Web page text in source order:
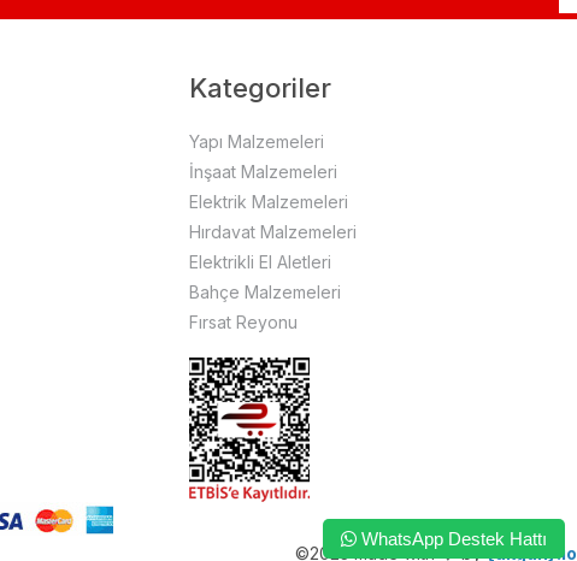
Kategoriler
Yapı Malzemeleri
İnşaat Malzemeleri
Elektrik Malzemeleri
Hırdavat Malzemeleri
Elektrikli El Aletleri
Bahçe Malzemeleri
Fırsat Reyonu
©2023 made with ❤️ by {akgun}.io
WhatsApp Destek Hattı